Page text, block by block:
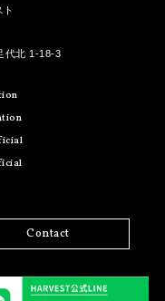
ト
代北 1-18-3
Contact